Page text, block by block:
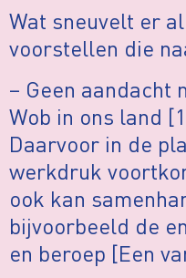
Wat sneuvelt er
voorstellen die
– Geen aandacht
Wob in ons land
Daarvoor in de
werkdruk
ook kan
bijvoorbeeld de
en beroep [Een